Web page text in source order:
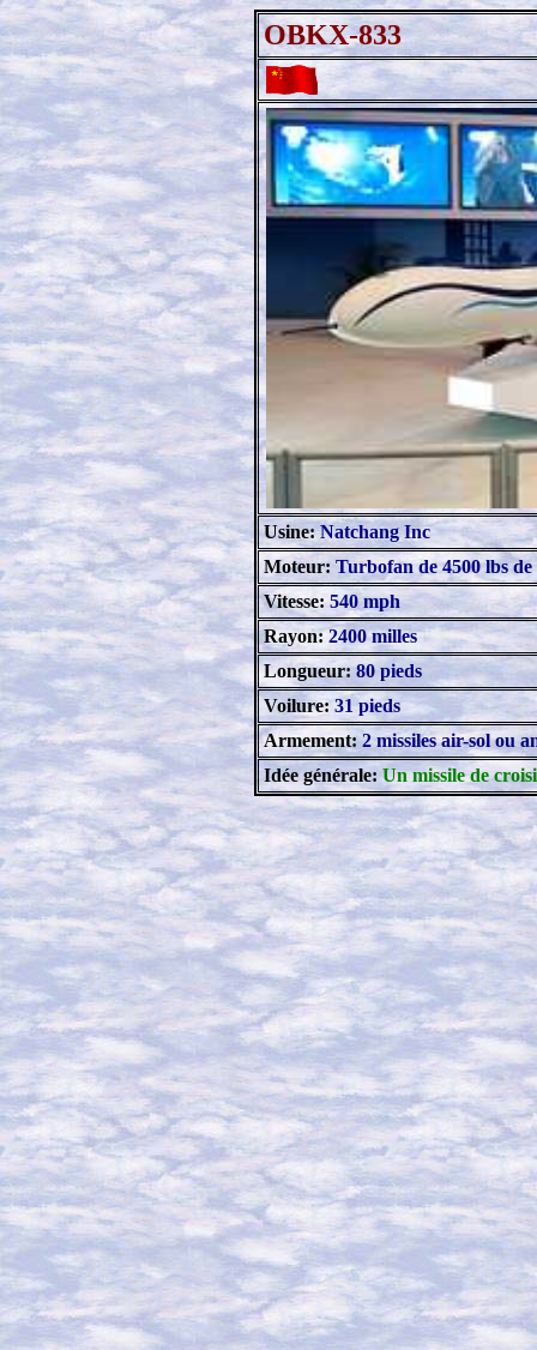
OBKX-833
Usine:Natchang Inc
Moteur: Turbofan de 4500 lbs de
Vitesse:540 mph
Rayon:2400 milles
Longueur:80 pieds
Voilure: 31 pieds
Armement:2 missiles air-sol ou
Idée générale: Un missile de